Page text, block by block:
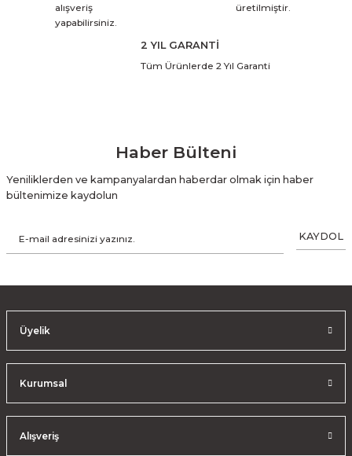
alışveriş
yapabilirsiniz.
üretilmiştir.
2 YIL GARANTİ
Tüm Ürünlerde 2 Yıl Garanti
Haber Bülteni
Yeniliklerden ve kampanyalardan haberdar olmak için haber
bültenimize kaydolun
KAYDOL
Üyelik
Kurumsal
Alışveriş